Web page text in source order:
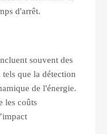
d'arrêt.
souvent des
que la détection
de l'énergie.
les coûts